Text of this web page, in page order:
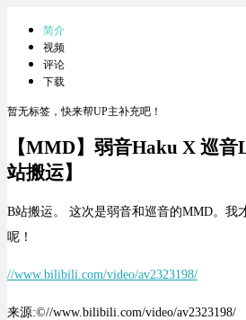
简介
视频
评论
下载
暂无标签，快来帮UP主补充吧！
【MMD】弱音Haku X 巡
站搬运】
B站搬运。 这次是弱音和巡音的MMD。我
呢！
//www.bilibili.com/video/av2323198/
来源:©//www.bilibili.com/video/av2323198/